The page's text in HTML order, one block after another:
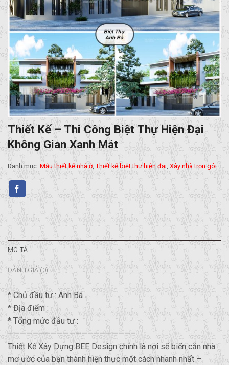
Thiết Kế – Thi Công Biệt Thự Hiện Đại
Không Gian Xanh Mát
Danh mục: Mẫu thiết kế nhà ở, Thiết kế biệt thự hiện đại, Xây nhà trọn gói
MÔ TẢ
ĐÁNH GIÁ (0)
* Chủ đầu tư : Anh Bá .
* Địa điểm :
* Tổng mức đầu tư :
————————————————————–
Thiết Kế Xây Dựng BEE Design chính là nơi sẽ biến căn nhà
mơ ước của bạn thành hiện thực một cách nhanh nhất –